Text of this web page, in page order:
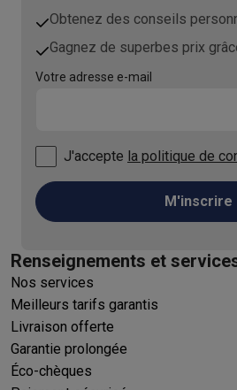
Obtenez des conseils
Gagnez de superbes prix
Votre adresse e-mail
J'accepte la politique de
M'inscrire
Renseignements et
Nos services
Meilleurs tarifs garantis
Livraison offerte
Garantie prolongée
Éco-chèques